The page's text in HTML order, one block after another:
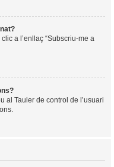
a l’enllaç “Subscriu-me a
al Tauler de control de l’usuari